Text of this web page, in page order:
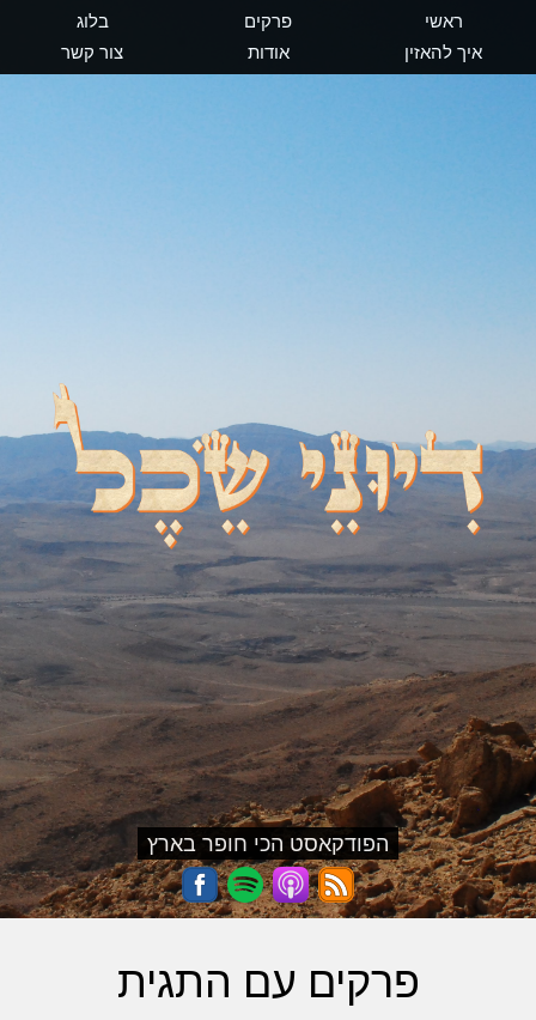
ראשי פרקים
בלוג
איך להאזין
אודות צור קשר
דיוני שכל
הפודקאסט הכי חופר בארץ
פרקים עם התגית